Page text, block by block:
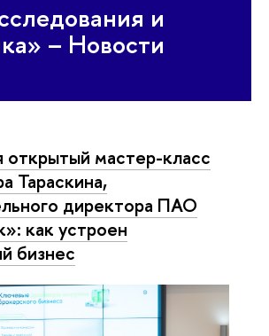
и
– Новости
открытый мастер-класс
Тараскина,
директора ПАО
как устроен
бизнес